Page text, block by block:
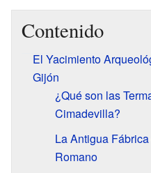
Contenido
El Yacimiento
Gijón
¿Qué son las
Cimadevilla?
La Antigua
Romano